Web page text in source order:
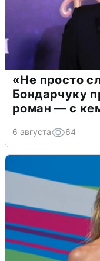
«Не просто
Бондарчуку
роман — с
6 августа 64